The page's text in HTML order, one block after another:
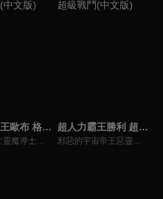
超人力霸王歐布 格鬥歐布(中文版)
新的敵人亡靈魔導士雷巴托斯，操縱著怪獸們的怨靈，企圖支配整個宇宙。歐布和傑洛還有光之國的宇宙警備隊的勇士們為了對抗他，一同聯手出擊！在戰鬥中，歐布在七號和傑洛的特訓下，得到了新的力量。他們是否能阻止雷巴托斯的野心呢！？
超人力霸王勝利 超級戰鬥(中文版)
邪惡的宇宙帝王惡靈宙達即將從次元監獄逃脫！為了阻止帝王逃脫、拯救銀河系，超級英雄─超人勝利需要新的秘密武器，那就是劍與笛的混合體–騎士劍笛！ 超人勝利的騎士劍笛所奏出的旋律，能否阻止惡靈宙達及他的怪獸軍團摧毀一切？